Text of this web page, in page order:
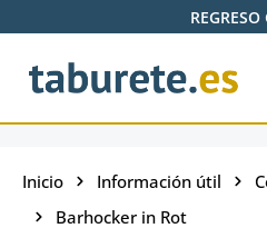
Saltar al contenido principal
Inicio Información útil
Barhocker in Rot